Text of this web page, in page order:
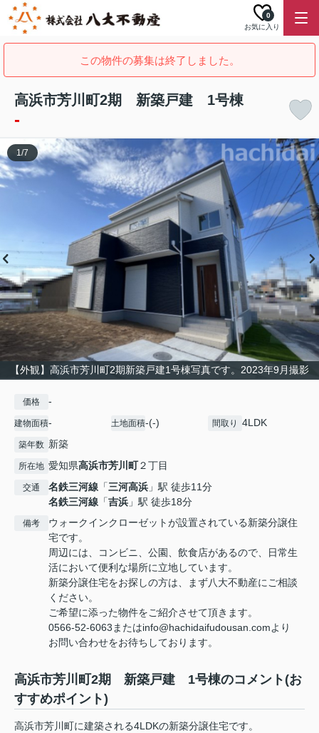
お気に入り
0
この物件の募集は終了しました。
高浜市芳川町2期 新築戸建 1号棟
-
【外観】高浜市芳川町2期新築戸建1号棟写真です。2023年9月撮影
1/7
価格 -
建物面積- 土地面積-(-) 間取り 4LDK
築年数 新築
所在地 愛知県高浜市芳川町２丁目
交通 名鉄三河線 「三河高浜 」駅 徒歩11分
名鉄三河線 「吉浜 」駅 徒歩18分
備考
ウォークインクローゼットが設置されている新築分譲住
宅です。
周辺には、コンビニ、公園、飲食店があるので、日常生
活において便利な場所に立地しています。
新築分譲住宅をお探しの方は、まず八大不動産にご相談
ください。
ご希望に添った物件をご紹介させて頂きます。
0566-52-6063またはinfo@hachidaifudousan.comより
お問い合わせをお待ちしております。
高浜市芳川町2期 新築戸建 1号棟のコメント(お
すすめポイント)
高浜市芳川町に建築される4LDKの新築分譲住宅です。